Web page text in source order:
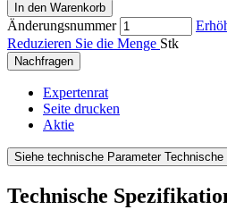
In den Warenkorb
Änderungsnummer
Reduzieren Sie die Menge Stk
Nachfragen
Expertenrat
Seite drucken
Aktie
Siehe technische Parameter Technische
Technische